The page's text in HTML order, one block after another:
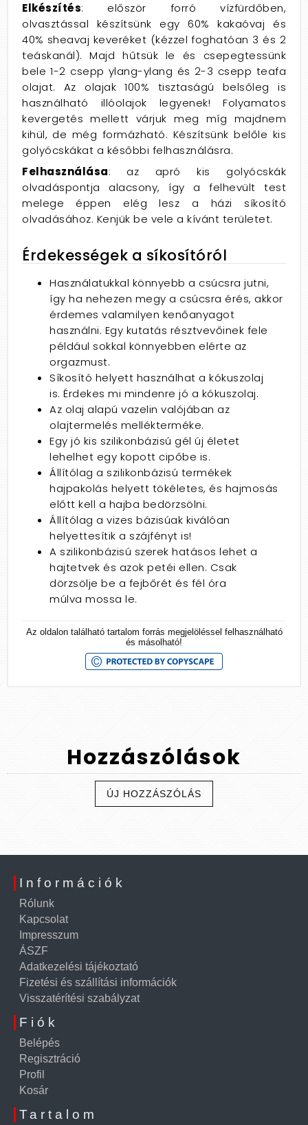
Elkészítés: először forró vízfürdőben,
olvasztással készítsünk egy 60% kakaóvaj és
40% sheavaj keveréket (kézzel foghatóan 3 és 2
teáskanál). Majd hűtsük le és csepegtessünk
bele 1-2 csepp ylang-ylang és 2-3 csepp teafa
olajat. Az olajak 100% tisztaságú belsőleg is
használható illóolajok legyenek! Folyamatos
kevergetés mellett várjuk meg míg majdnem
kihül, de még formázható. Készítsünk belőle kis
golyócskákat a későbbi felhasználásra.
Felhasználása: az apró kis golyócskák
olvadáspontja alacsony, így a felhevült test
melege éppen elég lesz a házi síkosító
olvadásához. Kenjük be vele a kívánt területet.
Érdekességek a síkosítóról
Használatukkal könnyebb a csúcsra jutni,
így ha nehezen megy a csúcsra érés, akkor
érdemes valamilyen kenőanyagot
használni. Egy kutatás résztvevőinek fele
például sokkal könnyebben elérte az
orgazmust.
Síkosító helyett használhat a kókuszolaj
is. Érdekes mi mindenre jó a kókuszolaj.
Az olaj alapú vazelin valójában az
olajtermelés mellékterméke.
Egy jó kis szilikonbázisú gél új életet
lehelhet egy kopott cipőbe is.
Állítólag a szilikonbázisú termékek
hajpakolás helyett tökéletes, és hajmosás
előtt kell a hajba bedörzsölni.
Állítólag a vizes bázisúak kiválóan
helyettesítik a szájfényt is!
A szilikonbázisú szerek hatásos lehet a
hajtetvek és azok petéi ellen. Csak
dörzsölje be a fejbőrét és fél óra
múlva mossa le.
Az oldalon található tartalom forrás megjelöléssel felhasználható
és másolható!
Hozzászólások
ÚJ HOZZÁSZÓLÁS
Információk
Rólunk
Kapcsolat
Impresszum
ÁSZF
Adatkezelési tájékoztató
Fizetési és szállítási információk
Visszatérítési szabályzat
Fiók
Belépés
Regisztráció
Profil
Kosár
Tartalom